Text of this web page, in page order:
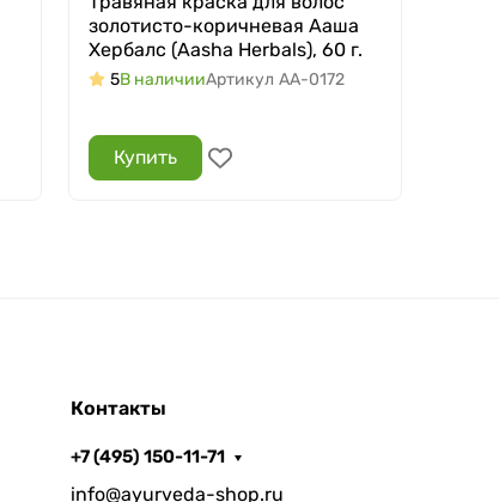
золотисто-коричневая Ааша
Хербалс (Aasha Herbals), 60 г.
5В наличииАртикул AA-0172
Купить
Контакты
+7 (495) 150-11-71
info@ayurveda-shop.ru